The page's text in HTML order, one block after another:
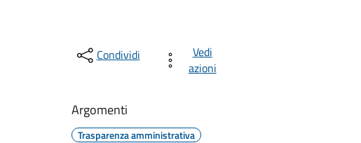
Condividi
Vedi
azioni
Argomenti
Trasparenza amministrativa